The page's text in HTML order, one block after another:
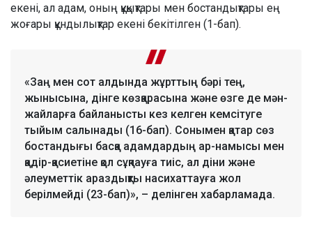
екені, ал адам, оның құқықтары мен бостандықтары ең
жоғары құндылықтар екені бекітілген (1-бап).
«Заң мен сот алдында жұрттың бәрі тең,
жынысына, дінге көзқарасына және өзге де мән-
жайларға байланысты кез келген кемсітуге
тыйым салынады (16-бап). Сонымен қатар сөз
бостандығы басқа адамдардың ар-намысы мен
қадір-қасиетіне қол сұқпауға тиіс, ал діни және
әлеуметтік араздықты насихаттауға жол
берілмейді (23-бап)», – делінген хабарламада.